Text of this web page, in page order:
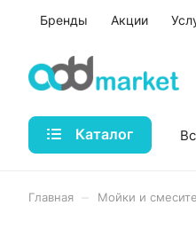
Бренды Акции
Каталог
Главная Мойки и